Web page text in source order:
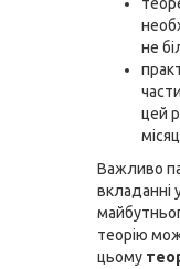
не
цей
Важливо
вкладанні
теорію
цьому